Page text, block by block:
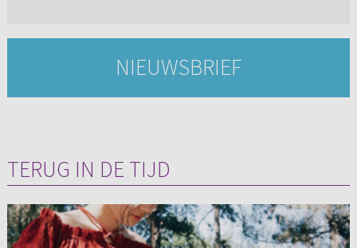
NIEUWSBRIEF
TERUG IN DE TIJD